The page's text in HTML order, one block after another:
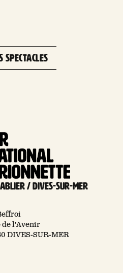
SPECTACLES
/ Dives-sur-mer
de l'Avenir
DIVES-SUR-MER